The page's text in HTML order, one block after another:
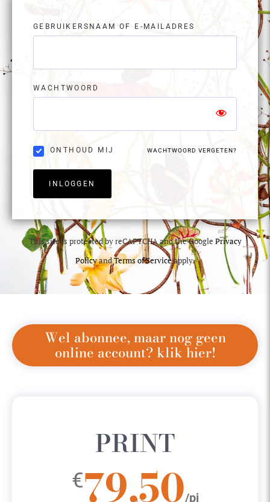
GEBRUIKERSNAAM OF E-MAILADRES
WACHTWOORD
ONTHOUD MIJ WACHTWOORD VERGETEN?
INLOGGEN
This site is protected by reCAPTCHA and the Google Privacy
PolicyandTerms of Serviceapply.
Wel abonnee, maar nog geen
online account? klik hier!
PRINT
€79,50/pj